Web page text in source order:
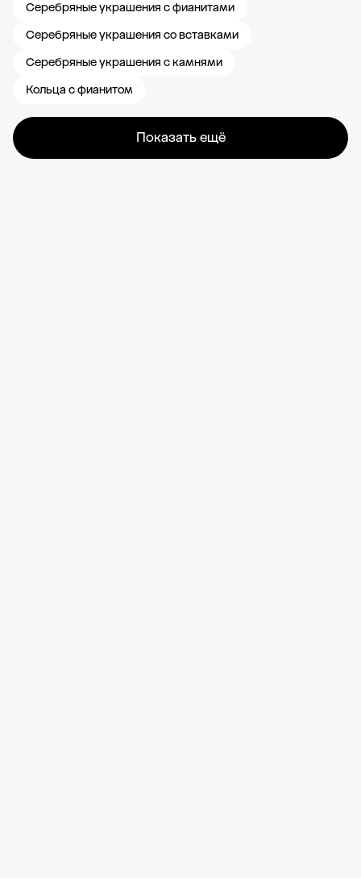
Серебряные украшения с фианитами
Серебряные украшения со вставками
Серебряные украшения с камнями
Кольца с фианитом
Показать ещё